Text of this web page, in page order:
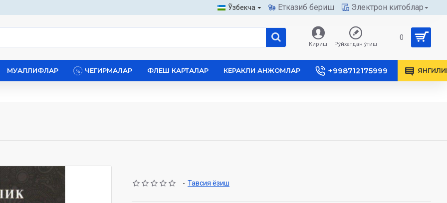
Ўзбекча Етказиб бериш Электрон китоблар
Кириш Рўйхатдан ўтиш
0
МУАЛЛИФЛАР ЧЕГИРМАЛАР ФЛЕШ КАРТАЛАР КЕРАКЛИ АНЖОМЛАР +998712175999
- Тавсия ёзиш